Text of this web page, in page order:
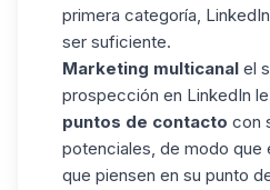
primera categoría,
ser suficiente.
Marketing multicanal el
prospección en LinkedIn
puntos de contacto con
potenciales, de modo que
que piensen en su punto